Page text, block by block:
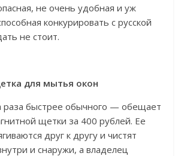
не очень удобная и уж
конкурировать с русской
не стоит.
для мытья окон
раза быстрее обычного — обещает
щетки за 400 рублей. Ее
друг к другу и чистят
и снаружи, а владелец